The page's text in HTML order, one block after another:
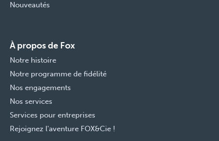
Nouveautés
À propos de Fox
Notre histoire
Notre programme de fidélité
Nos engagements
Nos services
Services pour entreprises
Rejoignez l'aventure FOX&Cie !